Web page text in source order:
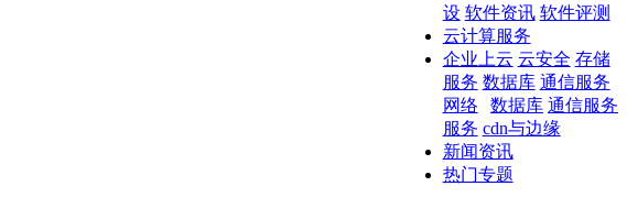
数据库 通信服务
设 软件资讯 软件评测
云计算服务
企业上云 云安全 存储
服务 数据库 通信服务
网络
服务 cdn与边缘
新闻资讯
热门专题